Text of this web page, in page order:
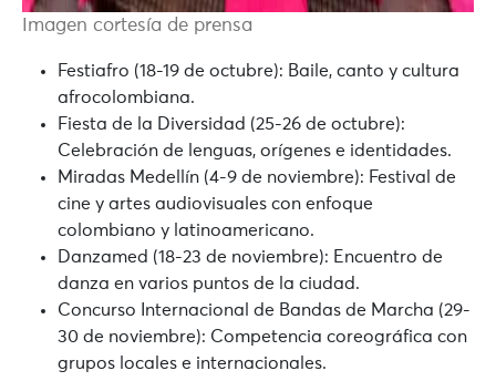
Imagen cortesía de prensa
Festiafro (18-19 de octubre): Baile, canto y cultura
afrocolombiana.
Fiesta de la Diversidad (25-26 de octubre):
Celebración de lenguas, orígenes e identidades.
Miradas Medellín (4-9 de noviembre): Festival de
cine y artes audiovisuales con enfoque
colombiano y latinoamericano.
Danzamed (18-23 de noviembre): Encuentro de
danza en varios puntos de la ciudad.
Concurso Internacional de Bandas de Marcha (29-
30 de noviembre): Competencia coreográfica con
grupos locales e internacionales.